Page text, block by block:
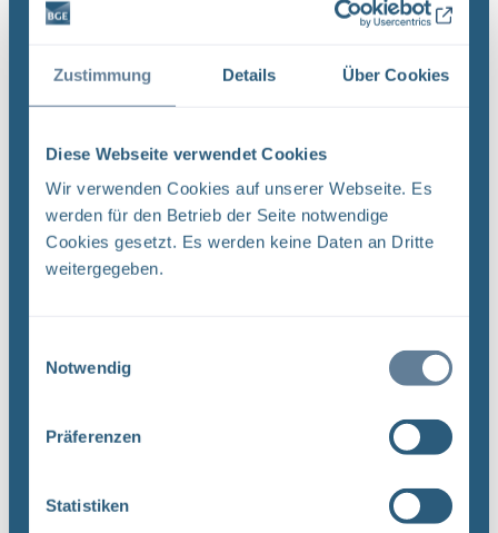
Zustimmung Details Über Cookies
Diese Webseite verwendet Cookies
Wir verwenden Cookies auf unserer Webseite. Es
werden für den Betrieb der Seite notwendige
Cookies gesetzt. Es werden keine Daten an Dritte
weitergegeben.
Notwendig
Präferenzen
Statistiken
BGE auf Tour
Vergangene
Veranstaltungen
Kraftwerke-Rückbau, Zwischen- und
Veranstaltungsdetails auf
www.loccum.de